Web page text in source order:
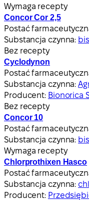
Wymaga recepty
Concor Cor 2,5
Postać
Substancja czynna:
Bez recepty
Cyclodynon
Postać
Substancja czynna:
Producent: Bionorica
Bez recepty
Concor 10
Postać
Substancja czynna:
Wymaga recepty
Chlorprothixen Hasco
Postać
Substancja czynna:
Producent: